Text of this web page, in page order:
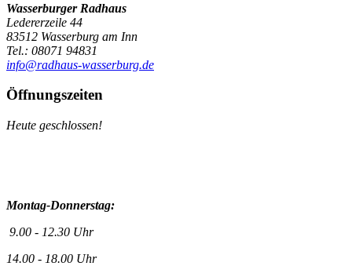
Wasserburger Radhaus
Ledererzeile 44
83512 Wasserburg am Inn
Tel.: 08071 94831
info@radhaus-wasserburg.de
Öffnungszeiten
Heute geschlossen!
Montag-Donnerstag:
9.00 - 12.30 Uhr
14.00 - 18.00 Uhr